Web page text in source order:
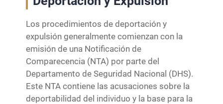
Los procedimientos de deportación y
expulsión generalmente comienzan con la
emisión de una Notificación de
Comparecencia (NTA) por parte del
Departamento de Seguridad Nacional (DHS).
Este NTA contiene las acusaciones sobre la
deportabilidad del individuo y la base para la